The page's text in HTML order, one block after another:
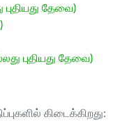
தேவை)
புதியது தேவை)
கிடைக்கிறது: